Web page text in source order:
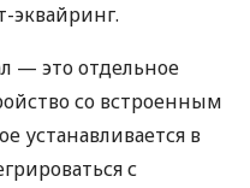
эквайринг.
— это отдельное
со встроенным
устанавливается в
с